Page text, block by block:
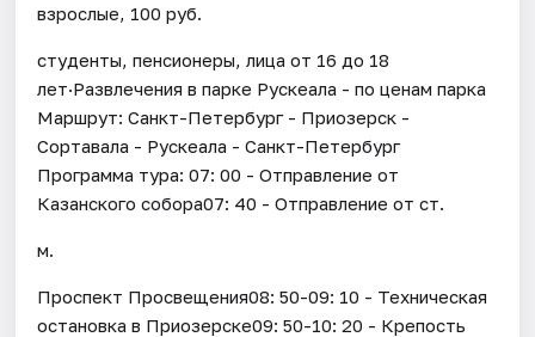
взрослые, 100 руб.
студенты, пенсионеры, лица от 16 до 18
лет·Развлечения в парке Рускеала - по ценам парка
Маршрут: Санкт-Петербург - Приозерск -
Сортавала - Рускеала - Санкт-Петербург
Программа тура: 07: 00 - Отправление от
Казанского собора07: 40 - Отправление от ст.
м.
Проспект Просвещения08: 50-09: 10 - Техническая
остановка в Приозерске09: 50-10: 20 - Крепость